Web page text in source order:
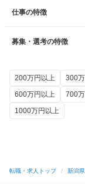
仕事の特徴
募集・選考の特徴
200万円以上 300
600万円以上
700
1000万円以上
転職・求人トップ / 新潟県